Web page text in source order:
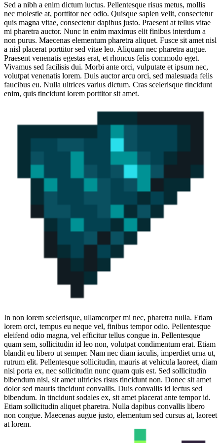
Sed a nibh a enim dictum luctus. Pellentesque risus metus, mollis
nec molestie at, porttitor nec odio. Quisque sapien velit, consectetur
quis magna vitae, consectetur dapibus justo. Praesent at tellus vitae
mi pharetra auctor. Nunc in enim maximus elit finibus interdum a
non purus. Maecenas elementum pharetra aliquet. Fusce sit amet nisl
a nisl placerat porttitor sed vitae leo. Aliquam nec pharetra augue.
Praesent venenatis egestas erat, et rhoncus felis commodo eget.
Vivamus sed facilisis dui. Morbi ante orci, vulputate et ipsum nec,
volutpat venenatis lorem. Duis auctor arcu orci, sed malesuada felis
faucibus eu. Nulla ultrices varius dictum. Cras scelerisque tincidunt
enim, quis tincidunt lorem porttitor sit amet.
In non lorem scelerisque, ullamcorper mi nec, pharetra nulla. Etiam
lorem orci, tempus eu neque vel, finibus tempor odio. Pellentesque
eleifend odio magna, vel efficitur tellus congue in. Pellentesque
quam sem, sollicitudin id leo non, volutpat condimentum erat. Etiam
blandit eu libero ut semper. Nam nec diam iaculis, imperdiet urna ut,
rutrum elit. Pellentesque sollicitudin, mauris at vehicula laoreet, diam
nisi porta ex, nec sollicitudin nunc quam quis est. Sed sollicitudin
bibendum nisl, sit amet ultricies risus tincidunt non. Donec sit amet
dolor sed mauris tincidunt convallis. Duis convallis id lectus sed
bibendum. In tincidunt sodales ex, sit amet placerat ante tempor id.
Etiam sollicitudin aliquet pharetra. Nulla dapibus convallis libero
non congue. Maecenas augue justo, elementum sed cursus at, laoreet
at lorem.